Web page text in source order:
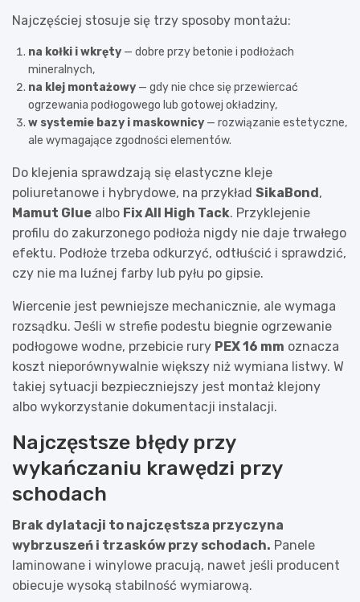
Najczęściej stosuje się trzy sposoby montażu:
na kołki i wkręty — dobre przy betonie i podłożach
mineralnych,
na klej montażowy — gdy nie chce się przewiercać
ogrzewania podłogowego lub gotowej okładziny,
w systemie bazy i maskownicy — rozwiązanie estetyczne,
ale wymagające zgodności elementów.
Do klejenia sprawdzają się elastyczne kleje
poliuretanowe i hybrydowe, na przykład SikaBond,
Mamut Glue albo Fix All High Tack. Przyklejenie
profilu do zakurzonego podłoża nigdy nie daje trwałego
efektu. Podłoże trzeba odkurzyć, odtłuścić i sprawdzić,
czy nie ma luźnej farby lub pyłu po gipsie.
Wiercenie jest pewniejsze mechanicznie, ale wymaga
rozsądku. Jeśli w strefie podestu biegnie ogrzewanie
podłogowe wodne, przebicie rury PEX 16 mm oznacza
koszt nieporównywalnie większy niż wymiana listwy. W
takiej sytuacji bezpieczniejszy jest montaż klejony
albo wykorzystanie dokumentacji instalacji.
Najczęstsze błędy przy
wykańczaniu krawędzi przy
schodach
Brak dylatacji to najczęstsza przyczyna
wybrzuszeń i trzasków przy schodach. Panele
laminowane i winylowe pracują, nawet jeśli producent
obiecuje wysoką stabilność wymiarową.